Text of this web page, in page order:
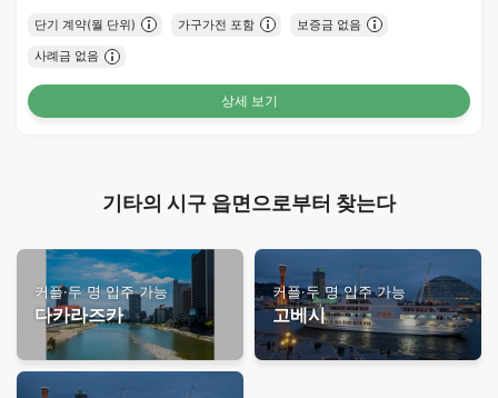
단기 계약(월 단위) 가구가전 포함 보증금 없음
사례금 없음
상세 보기
기타의 시구 읍면으로부터 찾는다
커플·두 명 입주 가능
다카라즈카
커플·두 명 입주 가능
고베시